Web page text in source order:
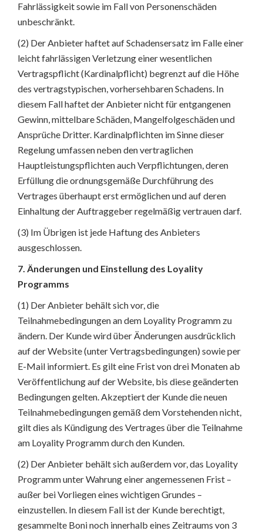
Fahrlässigkeit sowie im Fall von Personenschäden
unbeschränkt.
(2) Der Anbieter haftet auf Schadensersatz im Falle einer
leicht fahrlässigen Verletzung einer wesentlichen
Vertragspflicht (Kardinalpflicht) begrenzt auf die Höhe
des vertragstypischen, vorhersehbaren Schadens. In
diesem Fall haftet der Anbieter nicht für entgangenen
Gewinn, mittelbare Schäden, Mangelfolgeschäden und
Ansprüche Dritter. Kardinalpflichten im Sinne dieser
Regelung umfassen neben den vertraglichen
Hauptleistungspflichten auch Verpflichtungen, deren
Erfüllung die ordnungsgemäße Durchführung des
Vertrages überhaupt erst ermöglichen und auf deren
Einhaltung der Auftraggeber regelmäßig vertrauen darf.
(3) Im Übrigen ist jede Haftung des Anbieters
ausgeschlossen.
7. Änderungen und Einstellung des Loyality
Programms
(1) Der Anbieter behält sich vor, die
Teilnahmebedingungen an dem Loyality Programm zu
ändern. Der Kunde wird über Änderungen ausdrücklich
auf der Website (unter Vertragsbedingungen) sowie per
E-Mail informiert. Es gilt eine Frist von drei Monaten ab
Veröffentlichung auf der Website, bis diese geänderten
Bedingungen gelten. Akzeptiert der Kunde die neuen
Teilnahmebedingungen gemäß dem Vorstehenden nicht,
gilt dies als Kündigung des Vertrages über die Teilnahme
am Loyality Programm durch den Kunden.
(2) Der Anbieter behält sich außerdem vor, das Loyality
Programm unter Wahrung einer angemessenen Frist –
außer bei Vorliegen eines wichtigen Grundes –
einzustellen. In diesem Fall ist der Kunde berechtigt,
gesammelte Boni noch innerhalb eines Zeitraums von 3